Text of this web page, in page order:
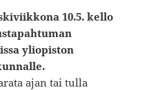
10.5. kello
yliopiston
ajan tai tulla